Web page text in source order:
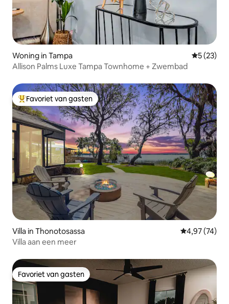
Woning in Tampa
5 (23)
Allison Palms Luxe Tampa Townhome + Zwembad
Topfavoriet van gasten
Favoriet van gasten
Villa in Thonotosassa Gemiddelde
4,97 (74)
Villa aan een meer
Favoriet van gasten
Favoriet van gasten